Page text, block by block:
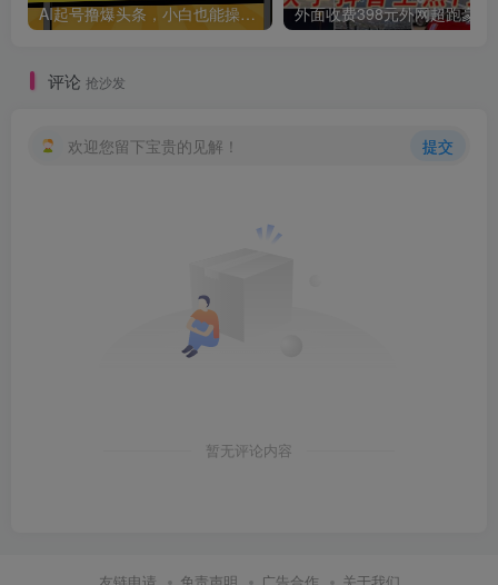
AI起号撸爆头条，小白也能操作，日入2000+
评论 抢沙发
欢迎您留下宝贵的见解！ 提交
暂无评论内容